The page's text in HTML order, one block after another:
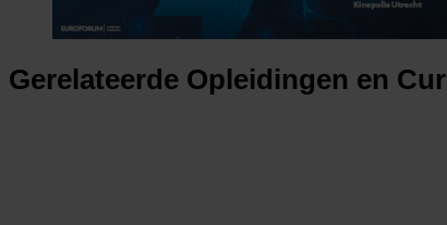
Gerelateerde Opleidingen en